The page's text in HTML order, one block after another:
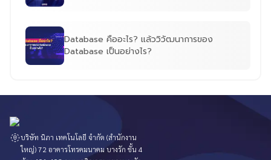
Database คืออะไร? แล้ววิวัฒนาการของ
Database เป็นอย่างไร?
บริษัท นิภา เทคโนโลยี จำกัด (สำนักงาน
ใหญ่) 72 อาคารโทรคมนาคม บางรัก ชั้น 4